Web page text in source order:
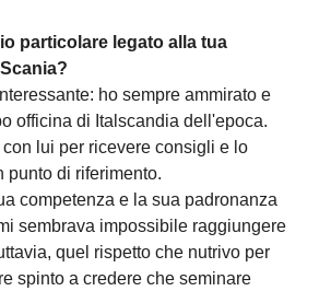
particolare legato alla tua
ho sempre ammirato e
officina di Italscandia dell'epoca.
lui per ricevere consigli e lo
punto di riferimento.
competenza e la sua padronanza
sembrava impossibile raggiungere
quel rispetto che nutrivo per
spinto a credere che seminare